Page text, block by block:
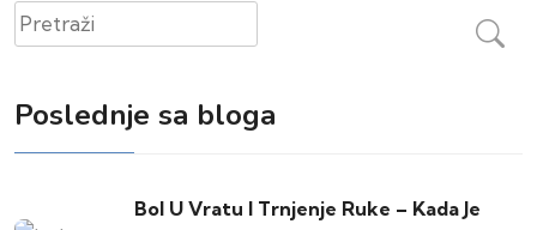
Pretraži
Poslednje sa bloga
Bol U Vratu I Trnjenje Ruke – Kada Je